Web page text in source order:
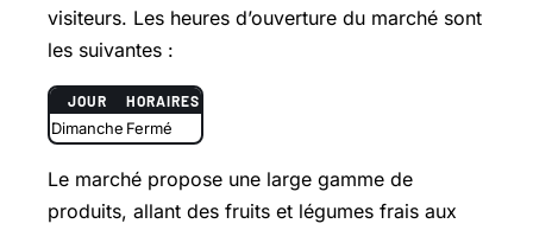
visiteurs. Les heures d’ouverture du marché sont
les suivantes :
JOUR HORAIRES
Dimanche Fermé
Le marché propose une large gamme de
produits, allant des fruits et légumes frais aux